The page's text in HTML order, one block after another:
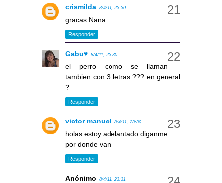
crismilda 8/4/11, 23:30
gracas Nana
Responder
Gabu♥ 8/4/11, 23:30
el perro como se llaman
tambien con 3 letras ??? en general
?
Responder
victor manuel 8/4/11, 23:30
holas estoy adelantado diganme
por donde van
Responder
Anónimo 8/4/11, 23:31